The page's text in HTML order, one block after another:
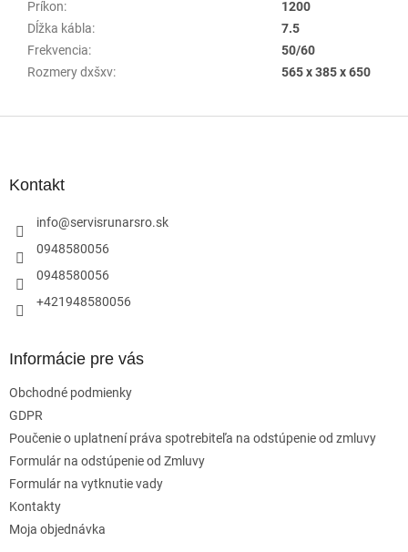
Príkon:
1200
Dĺžka kábla:
7.5
Frekvencia:
50/60
Rozmery dxšxv: 565 x 385 x 650
Kontakt
info@servisrunarsro.sk
0948580056
0948580056
+421948580056
Informácie pre vás
Obchodné podmienky
GDPR
Poučenie o uplatnení práva spotrebiteľa na odstúpenie od zmluvy
Formulár na odstúpenie od Zmluvy
Formulár na vytknutie vady
Kontakty
Moja objednávka